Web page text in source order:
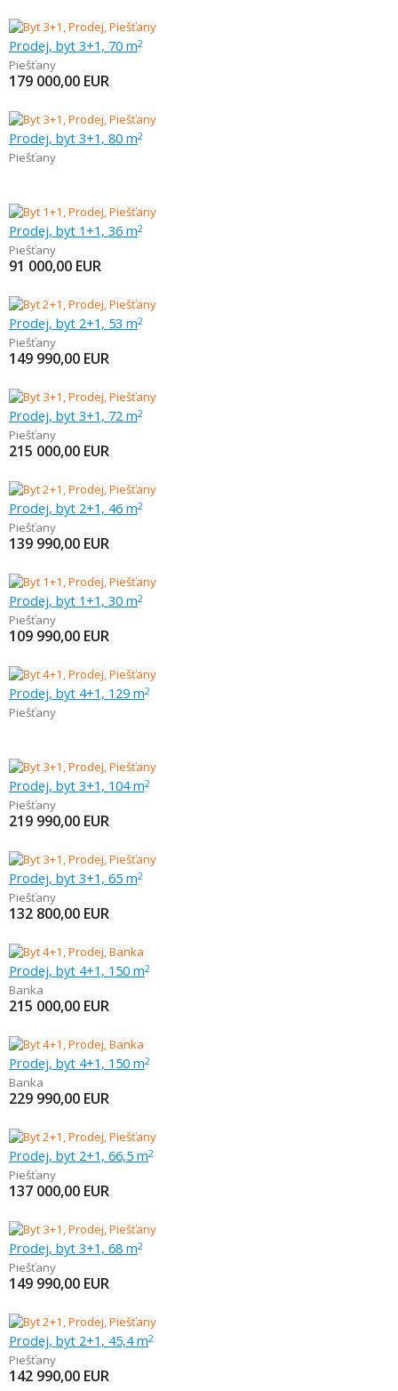
Prodej, byt 3+1, 70 m2
Piešťany
179 000,00 EUR
Prodej, byt 3+1, 80 m2
Piešťany
Prodej, byt 1+1, 36 m2
Piešťany
91 000,00 EUR
Prodej, byt 2+1, 53 m2
Piešťany
149 990,00 EUR
Prodej, byt 3+1, 72 m2
Piešťany
215 000,00 EUR
Prodej, byt 2+1, 46 m2
Piešťany
139 990,00 EUR
Prodej, byt 1+1, 30 m2
Piešťany
109 990,00 EUR
Prodej, byt 4+1, 129 m2
Piešťany
Prodej, byt 3+1, 104 m2
Piešťany
219 990,00 EUR
Prodej, byt 3+1, 65 m2
Piešťany
132 800,00 EUR
Prodej, byt 4+1, 150 m2
Banka
215 000,00 EUR
Prodej, byt 4+1, 150 m2
Banka
229 990,00 EUR
Prodej, byt 2+1, 66,5 m2
Piešťany
137 000,00 EUR
Prodej, byt 3+1, 68 m2
Piešťany
149 990,00 EUR
Prodej, byt 2+1, 45,4 m2
Piešťany
142 990,00 EUR